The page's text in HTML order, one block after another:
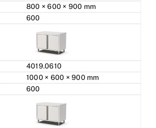
800 × 600 × 900 mm
600
4019.0610
1000 × 600 × 900 mm
600